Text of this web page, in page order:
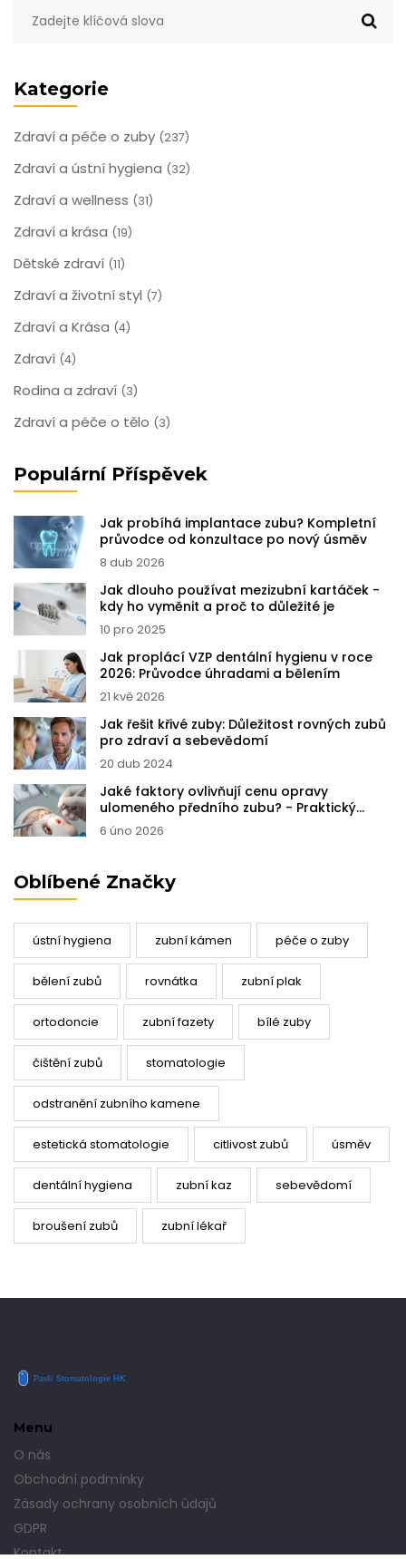
Kategorie
Zdraví a péče o zuby (237)
Zdraví a ústní hygiena (32)
Zdraví a wellness (31)
Zdraví a krása (19)
Dětské zdraví (11)
Zdraví a životní styl (7)
Zdraví a Krása (4)
Zdraví (4)
Rodina a zdraví (3)
Zdraví a péče o tělo (3)
Populární Příspěvek
Jak probíhá implantace zubu? Kompletní
průvodce od konzultace po nový úsměv
8 dub 2026
Jak dlouho používat mezizubní kartáček -
kdy ho vyměnit a proč to důležité je
10 pro 2025
Jak proplácí VZP dentální hygienu v roce
2026: Průvodce úhradami a bělením
21 kvě 2026
Jak řešit křivé zuby: Důležitost rovných zubů
pro zdraví a sebevědomí
20 dub 2024
Jaké faktory ovlivňují cenu opravy
ulomeného předního zubu? - Praktický
průvodce
6 úno 2026
Oblíbené Značky
ústní hygiena zubní kámen péče o zuby
bělení zubů rovnátka zubní plak
ortodoncie zubní fazety bílé zuby
čištění zubů stomatologie
odstranění zubního kamene
estetická stomatologie citlivost zubů úsměv
dentální hygiena zubní kaz sebevědomí
broušení zubů zubní lékař
Menu
O nás
Obchodní podmínky
Zásady ochrany osobních údajů
GDPR
Kontakt